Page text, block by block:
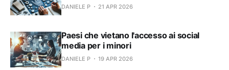
DANIELE P 21 APR 2026
Paesi che vietano l'accesso ai social
media per i minori
DANIELE P 19 APR 2026